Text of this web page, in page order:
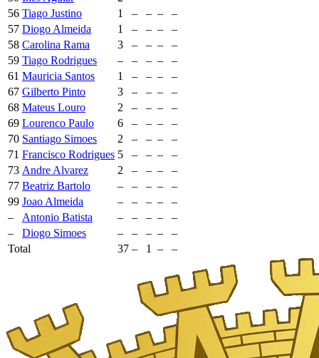
56 Tiago Justino 1 – – –
–
57 Diogo Almeida 1 – – –
–
58 Carolina Rama 3 – – –
–
59 Tiago Rodrigues – – – –
–
61 Mauricia Santos 1 – – –
–
67 Gilberto Pinto 3 – – –
–
68 Mateus Louro 2 – – –
–
69 Lourenco Paulo 6 – – –
–
70 Santiago Simoes 2 – – –
–
71 Francisco Rodrigues 5 – – –
–
73 Andre Alvarez 2 – – –
–
77 Beatriz Bartolo – – – –
–
99 Joao Almeida – – – –
–
–
Antonio Batista – – – –
–
–
Diogo Simoes – – – –
–
Total
37 – 1 – –